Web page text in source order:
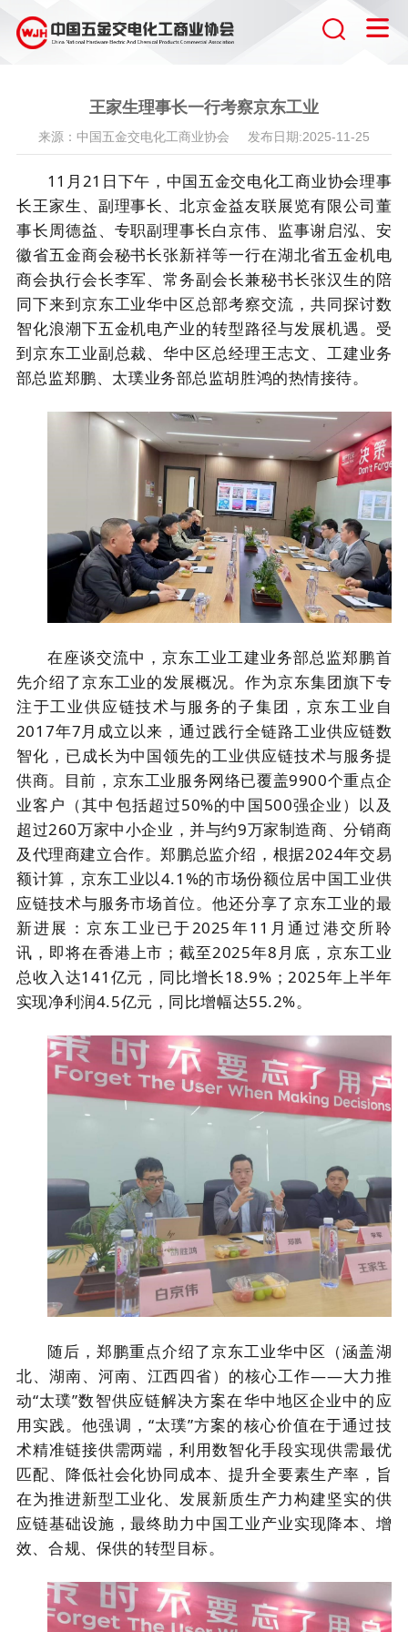
王家生理事长一行考察京东工业
来源：中国五金交电化工商业协会 发布日期:2025-11-25
11 月21 日下午，中国五金交电化工商业协会理事
长王家生、副理事长、北京金益友联展览有限公司董
事长周德益、专职副理事长白京伟、监事谢启泓、安
徽省五金商会秘书长张新祥等一行在湖北省五金机电
商会执行会长李军、常务副会长兼秘书长张汉生的陪
同下来到京东工业华中区总部考察交流，共同探讨数
智化浪潮下五金机电产业的转型路径与发展机遇。受
到京东工业副总裁、华中区总经理王志文、工建业务
部总监郑鹏、太璞业务部总监胡胜鸿的热情接待。
在座谈交流中，京东工业工建业务部总监郑鹏首
先介绍了京东工业的发展概况。作为京东集团旗下专
注于工业供应链技术与服务的子集团，京东工业自
2017年7月成立以来，通过践行全链路工业供应链数
智化，已成长为中国领先的工业供应链技术与服务提
供商。目前，京东工业服务网络已覆盖9900个重点企
业客户（其中包括超过50%的中国500强企业）以及
超过260万家中小企业，并与约9万家制造商、分销商
及代理商建立合作。郑鹏总监介绍，根据2024年交易
额计算，京东工业以4.1%的市场份额位居中国工业供
应链技术与服务市场首位。他还分享了京东工业的最
新进展：京东工业已于2025年11 月通过港交所聆
讯，即将在香港上市；截至2025年8 月底，京东工业
总收入达141 亿元，同比增长18.9% ；2025年上半年
实现净利润4.5亿元，同比增幅达55.2%。
随后，郑鹏重点介绍了京东工业华中区（涵盖湖
北、湖南、河南、江西四省）的核心工作——大力推
动“太璞”数智供应链解决方案在华中地区企业中的应
用实践。他强调，“太璞”方案的核心价值在于通过技
术精准链接供需两端，利用数智化手段实现供需最优
匹配、降低社会化协同成本、提升全要素生产率，旨
在为推进新型工业化、发展新质生产力构建坚实的供
应链基础设施，最终助力中国工业产业实现降本、增
效、合规、保供的转型目标。